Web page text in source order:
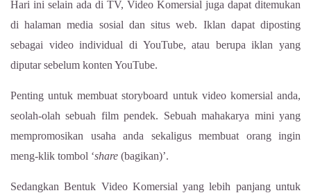
Hari ini selain ada di TV, Video Komersial juga dapat ditemukan
di halaman media sosial dan situs web. Iklan dapat diposting
sebagai video individual di YouTube, atau berupa iklan yang
diputar sebelum konten YouTube.
Penting untuk membuat storyboard untuk video komersial anda,
seolah-olah sebuah film pendek. Sebuah mahakarya mini yang
mempromosikan usaha anda sekaligus membuat orang ingin
meng-klik tombol ‘share (bagikan)’.
Sedangkan Bentuk Video Komersial yang lebih panjang untuk